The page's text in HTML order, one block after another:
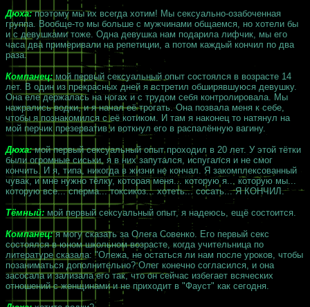
Дюха:поэтому мы их всегда хотим! Мы сексуально-озабоченная
группа. Вообще-то мы больше с мужчинами общаемся, но хотели бы
и с девушками тоже. Одна девушка нам подарила лифчик, мы его
часа два примеривали на репетиции, а потом каждый кончил по два
раза.
Компанец:мой первый сексуальный опыт состоялся в возрасте 14
лет. В один из прекрасных дней я встретил обширявшуюся девушку.
Она еле держалась на ногах и с трудом себя контролировала. Мы
нажрались водки, и я начал её трогать. Она позвала меня к себе,
чтобы я познакомился с её котиком. И там я наконец то натянул на
мой перчик презерватив и воткнул его в распалённую вагину.
Дюха:мой первый сексуальный опыт проходил в 20 лет. У этой тётки
были огромные сиськи, я в них запутался, испугался и не смог
кончить. И я, типа, никогда в жизни не кончал. Я закомплексованный
чувак, и мне нужно тёлку, которая меня... которую я... которую мы...
которую все... сперма... токсикоз... хотеть... сосать... Я КОНЧИЛ.
Тёмный: мой первый сексуальный опыт, я надеюсь, ещё состоится.
Компанец:я могу сказать за Олега Совенко. Его первый секс
состоялся в юном школьном возрасте, когда учительница по
литературе сказала: "Олежа, не остаться ли нам после уроков, чтобы
позаниматься дополнительно? Олег конечно согласился, и она
засосала и зализала его так, что он сейчас избегает всяческих
отношений с женщинами и не приходит в "Фауст" как сегодня.